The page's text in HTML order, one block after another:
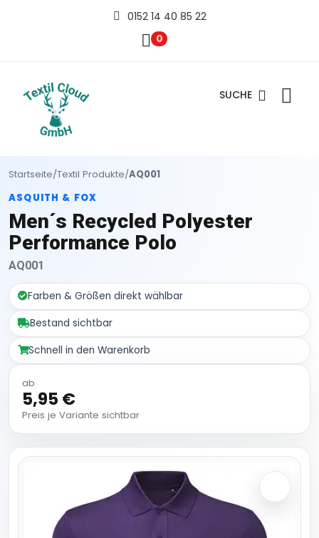
0152 14 40 85 22
0
SUCHE
Startseite/Textil Produkte/AQ001
ASQUITH & FOX
Men´s Recycled Polyester
Performance Polo
AQ001
Farben & Größen direkt wählbar
Bestand sichtbar
Schnell in den Warenkorb
ab
5,95 €
Preis je Variante sichtbar